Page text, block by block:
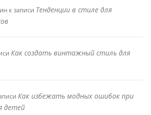
к записи Тенденции в стиле для
Как создать винтажный стиль для
Как избежать модных ошибок при
детей